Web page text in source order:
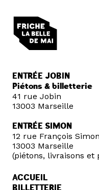
ENTRÉE JOBIN
Piétons & billetterie
41 rue Jobin
13003 Marseille
ENTRÉE SIMON
12 rue François Simon
13003 Marseille
(piétons, livraisons
ACCUEIL